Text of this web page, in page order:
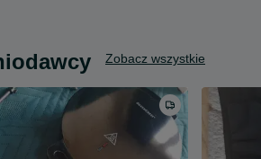
Zobacz wszystkie